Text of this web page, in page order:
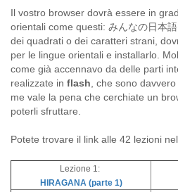
Il vostro browser dovrà essere in
orientali come questi: みんなの日本
dei quadrati o dei caratteri strani,
per le lingue orientali e installarlo.
come già accennavo da delle parti
realizzate in flash, che sono
me vale la pena che cerchiate un
poterli sfruttare.
Potete trovare il link alle 42 lezioni
Lezione 1:
HIRAGANA (parte 1)